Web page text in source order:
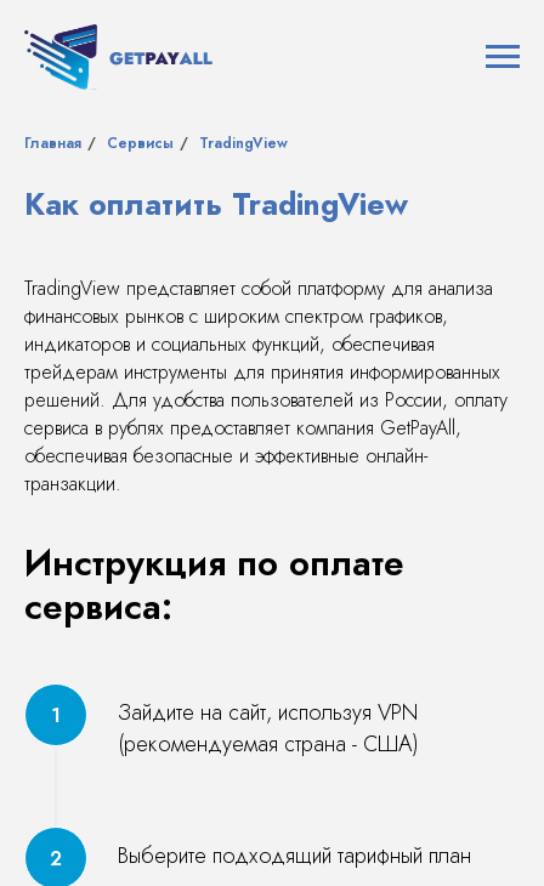
Главная / Сервисы / TradingView
Как оплатить TradingView
TradingView представляет собой платформу для анализа
финансовых рынков с широким спектром графиков,
индикаторов и социальных функций, обеспечивая
трейдерам инструменты для принятия информированных
решений. Для удобства пользователей из России, оплату
сервиса в рублях предоставляет компания GetPayAll,
обеспечивая безопасные и эффективные онлайн-
транзакции.
Инструкция по оплате
сервиса:
Зайдите на сайт, используя VPN
(рекомендуемая страна - США)
Выберите подходящий тарифный план